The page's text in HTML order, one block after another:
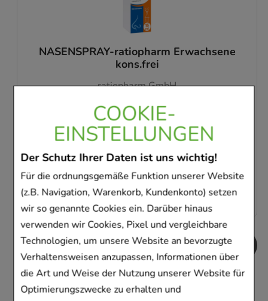
COOKIE-
EINSTELLUNGEN
Der Schutz Ihrer Daten ist uns wichtig!
Für die ordnungsgemäße Funktion unserer Website
(z.B. Navigation, Warenkorb, Kundenkonto) setzen
wir so genannte Cookies ein. Darüber hinaus
verwenden wir Cookies, Pixel und vergleichbare
Technologien, um unsere Website an bevorzugte
Verhaltensweisen anzupassen, Informationen über
die Art und Weise der Nutzung unserer Website für
Optimierungszwecke zu erhalten und
SINUPRET extract überzogene Tabletten
09285547
Sofort lieferbar
19,99 €¹
AVP 29,99 €²
0,50 €pro 1 Stk
Kunden, die dieses